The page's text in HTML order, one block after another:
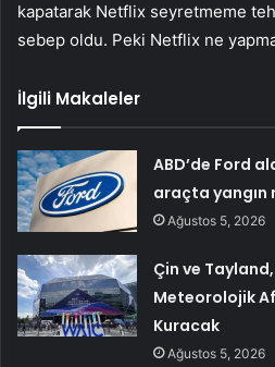
kapatarak Netflix seyretmeme
sebep oldu. Peki Netflix ne
İlgili Makaleler
ABD’de Ford
araçta yangın
Ağustos 5, 2026
Çin ve
Meteorolojik
Kuracak
Ağustos 5, 2026